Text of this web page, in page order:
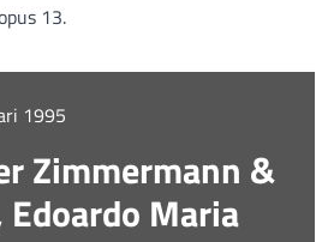
13.
1995
Zimmermann &
Maria